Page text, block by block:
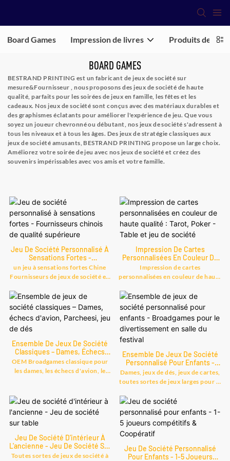
Board Games Impression de livres Produits de
BOARD GAMES
BESTRAND PRINTING est un fabricant de jeux de société sur
mesure&Fournisseur , nous proposons des jeux de société de haute
qualité, parfaits pour les soirées de jeux en famille, les fêtes et les
cadeaux. Nos jeux de société sont conçus avec des matériaux durables et
des graphismes éclatants pour améliorer l'expérience de jeu. Que vous
soyez un joueur chevronné ou débutant, nos jeux de société s'adressent à
tous les niveaux et à tous les âges. Des jeux de stratégie classiques aux
jeux de société amusants, BESTRAND PRINTING propose un large choix.
Améliorez votre soirée de jeu avec nos jeux de société et créez des
souvenirs impérissables avec vos amis et votre famille.
Jeu De Société Personnalisé À
Sensations Fortes -
Fournisseurs Chinois De Qualité
Supérieure
un jeu à sensations fortes Chine
Fournisseurs de jeux de société en
personnalisés, trouvez des détails
et des prix sur le jeu de cartes de
jeu de société à partir d'un jeu à
sensations fortes Fournisseurs
chinois de jeux de société en gros
de qualité supérieure
personnalisés - Shanghai Bestrand
Printing Technology Co., Ltd
Impression De Cartes
Personnalisées En Couleur De
Haute Qualité : Tarot, Poker -
Table Et Jeu De Société
Impression de cartes
personnalisées en couleur de haute
faible coût : Tarot, Poker, Trouvez
des détails et des prix sur le jeu de
société de table à partir de
l'impression de cartes
personnalisées en couleur de
Broadgame Edge glissé à faible
coût : Tarot, Poker - Shanghai
Bebrand Printing Technology Co.,
Ltd
Ensemble De Jeux De Société
Classiques – Dames, Échecs
D'avion, Parcheesi, Jeu De Dés
OEM Broadgames classique pour
les dames, les échecs d'avion, le
société de table de Classical
Broadgames OEM pour les dames,
les échecs d'avion, le Parcheesi, le
jeu de dés - Shanghai Bestrand
Printing Technology Co., Ltd
Ensemble De Jeux De Société
Personnalisé Pour Enfants -
Broadgames Pour Le
Divertissement En Salle Du
Festival
Dames, jeux de dés, jeux de cartes,
toutes sortes de jeux larges pour le
fournisseur OEM., Trouvez des
détails et le prix sur le jeu de
société de table à partir de dames,
jeux de dés, jeux de cartes, toutes
sortes de jeux larges pour le
divertissement en salle du festival,
fournisseur OEM. -Shanghai
Jeu De Société D'intérieur À
L'ancienne - Jeu De Société Sur
Table
Toutes sortes de jeux de société à
Jeu De Société Personnalisé
Pour Enfants - 1-5 Joueurs